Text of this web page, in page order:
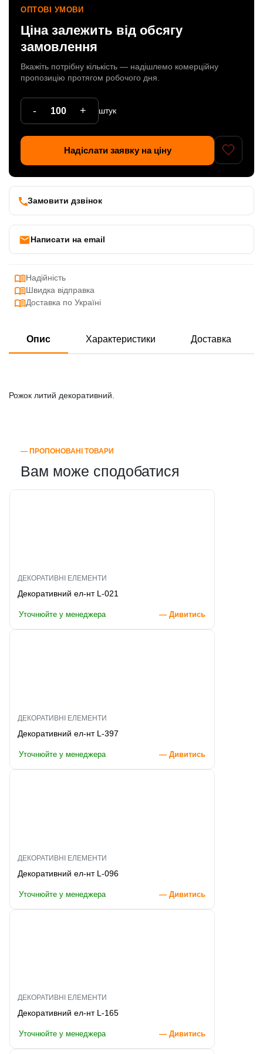
ОПТОВІ УМОВИ
Ціна залежить від обсягу
замовлення
Вкажіть потрібну кількість — надішлемо комерційну
пропозицію протягом робочого дня.
- + штук
Надіслати заявку на ціну
Замовити дзвінок
Написати на email
Надійність
Швидка відправка
Доставка по Україні
Опис Характеристики Доставка
Рожок литий декоративний.
― ПРОПОНОВАНІ ТОВАРИ
Вам може сподобатися
ДЕКОРАТИВНІ ЕЛЕМЕНТИ
Декоративний ел-нт L-021
Уточнюйте у менеджера — Дивитись
ДЕКОРАТИВНІ ЕЛЕМЕНТИ
Декоративний ел-нт L-397
Уточнюйте у менеджера — Дивитись
ДЕКОРАТИВНІ ЕЛЕМЕНТИ
Декоративний ел-нт L-096
Уточнюйте у менеджера — Дивитись
ДЕКОРАТИВНІ ЕЛЕМЕНТИ
Декоративний ел-нт L-165
Уточнюйте у менеджера — Дивитись
Кабельна продукція
Елементи кріплення
Керамічні вироби
Литі елементи
Металеві вироби